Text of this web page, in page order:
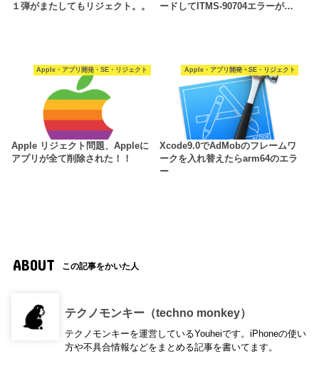
１弾がまたしてもリジェクト。。
ードしてITMS-90704エラーが…
Apple・アプリ開発・SE・リジェクト
Apple リジェクト問題、Appleに
アプリが全て削除された！！
Apple・アプリ開発・SE・リジェクト
Xcode9.0でAdMobのフレームワ
ークを入れ替えたらarm64のエラ
ー
ABOUT この記事をかいた人
テクノモンキー（techno monkey）
テクノモンキーを運営しているYouheiです。iPhoneの使い
方や不具合情報などをまとめる記事を書いてます。